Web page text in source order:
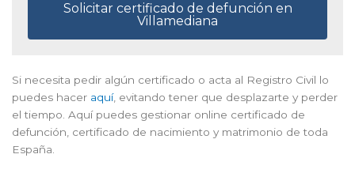
Solicitar certificado de defunción en
Villamediana
Si necesita pedir algún certificado o acta al Registro Civil lo
puedes hacer aquí, evitando tener que desplazarte y perder
el tiempo. Aquí puedes gestionar online certificado de
defunción, certificado de nacimiento y matrimonio de toda
España.